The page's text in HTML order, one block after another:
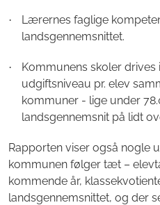
·
Lærernes faglige
landsgennemsnittet.
·
Kommunens skoler drives
udgiftsniveau pr. elev
kommuner - lige under
landsgennemsnit på lidt
Rapporten viser også nogle
kommunen følger tæt –
kommende år,
landsgennemsnittet, og der